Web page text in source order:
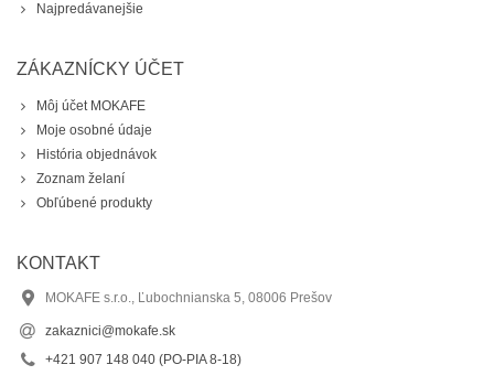
Najpredávanejšie
ZÁKAZNÍCKY ÚČET
Môj účet MOKAFE
Moje osobné údaje
História objednávok
Zoznam želaní
Obľúbené produkty
KONTAKT
MOKAFE s.r.o., Ľubochnianska 5, 08006 Prešov
zakaznici@mokafe.sk
‭+421 907 148 040‬ (PO-PIA 8-18)